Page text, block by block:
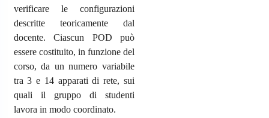
verificare le configurazioni
descritte teoricamente dal
docente. Ciascun POD può
essere costituito, in funzione del
corso, da un numero variabile
tra 3 e 14 apparati di rete, sui
quali il gruppo di studenti
lavora in modo coordinato.